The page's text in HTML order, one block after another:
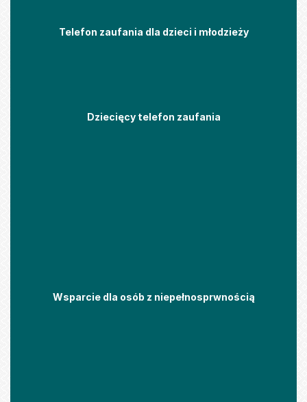
Telefon zaufania dla dzieci i młodzieży
Dziecięcy telefon zaufania
Wsparcie dla osób z niepełnosprwnością